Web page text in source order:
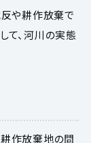
反や耕作放棄で
て、河川の実態
作放棄地の問